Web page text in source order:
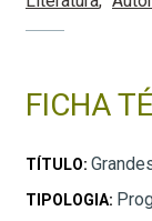
FICHA
TÍTULO:
TIPOLOGIA: